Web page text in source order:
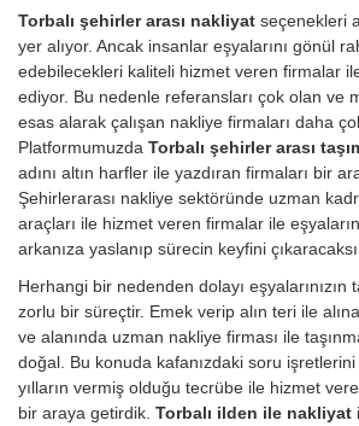
Torbalı şehirler arası nakliyat seçenekleri
yer alıyor. Ancak insanlar eşyalarını gönül
edebilecekleri kaliteli hizmet veren firmalar
ediyor. Bu nedenle referansları çok olan ve
esas alarak çalışan nakliye firmaları daha
Platformumuzda Torbalı şehirler arası
adını altın harfler ile yazdıran firmaları bir
Şehirlerarası nakliye sektöründe uzman
araçları ile hizmet veren firmalar ile
arkanıza yaslanıp sürecin keyfini
Herhangi bir nedenden dolayı eşyalarınızın
zorlu bir süreçtir. Emek verip alın teri ile
ve alanında uzman nakliye firması ile
doğal. Bu konuda kafanızdaki soru işretlerini
yılların vermiş olduğu tecrübe ile hizmet
bir araya getirdik. Torbalı ilden ile nakliyat